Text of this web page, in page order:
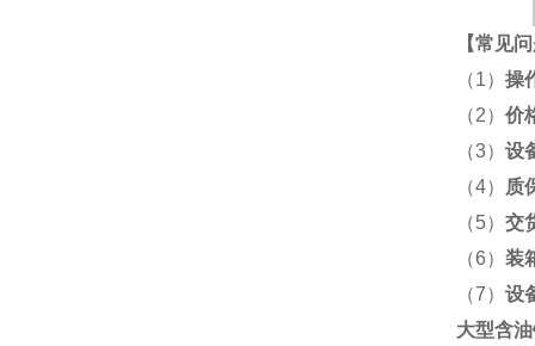
【常见
（1） 操
（2） 价
（3） 设
（4）
质
（5） 交
（6） 装
（7） 设
大型含